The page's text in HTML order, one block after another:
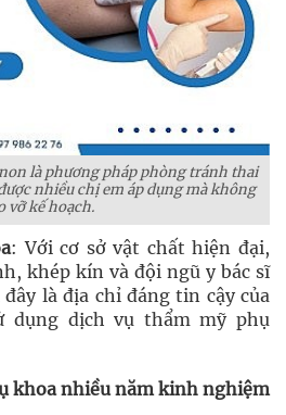
là phương pháp phòng tránh thai
nhiều chị em áp dụng mà không
vỡ kế hoạch.
: Với cơ sở vật chất hiện đại,
khép kín và đội ngũ y bác sĩ
là địa chỉ đáng tin cậy của
dụng dịch vụ thẩm mỹ phụ
khoa nhiều năm kinh nghiệm